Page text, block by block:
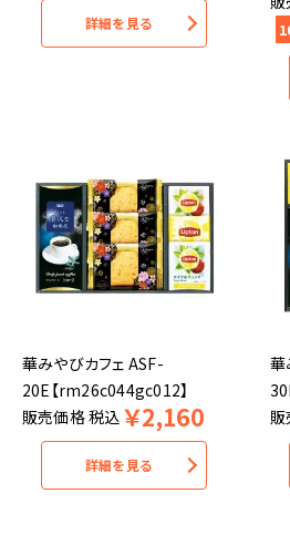
詳細を見る
華みやびカフェ ASF-
20E【rm26c044gc012】
販売価格税込 ￥2,160
詳細を見る
華